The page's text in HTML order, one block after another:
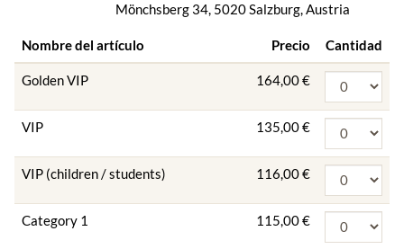
Mönchsberg 34, 5020 Salzburg, Austria
Nombre del artículo Precio Cantidad
Golden VIP 164,00 €
VIP 135,00 €
VIP (children / students) 116,00 €
Category 1 115,00 €